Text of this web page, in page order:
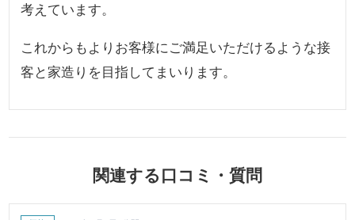
考えています。
これからもよりお客様にご満足いただけるような接
客と家造りを目指してまいります。
関連する口コミ・質問